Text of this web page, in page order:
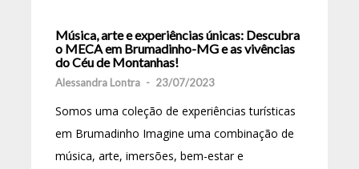
Música, arte e experiências únicas: Descubra
o MECA em Brumadinho-MG e as vivências
do Céu de Montanhas!
Alessandra Lontra - 23/07/2023
Somos uma coleção de experiências turísticas
em Brumadinho Imagine uma combinação de
música, arte, imersões, bem-estar e